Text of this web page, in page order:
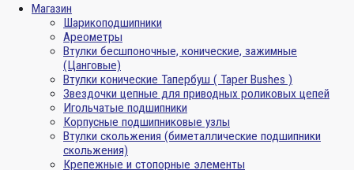
Магазин
Шарикоподшипники
Ареометры
Втулки бесшпоночные, конические, зажимные
(Цанговые)
Втулки конические Тапербуш ( Taper Bushes )
Звездочки цепные для приводных роликовых цепей
Игольчатые подшипники
Корпусные подшипниковые узлы
Втулки скольжения (биметаллические подшипники
скольжения)
Крепежные и стопорные элементы